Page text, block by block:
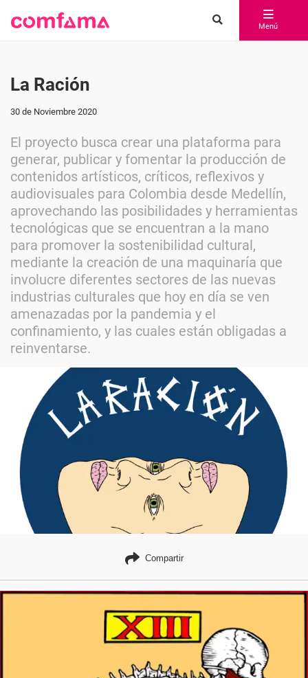
Menú
La Ración
30 de Noviembre 2020
El proyecto busca crear una plataforma para
generar, publicar y fomentar la producción de
contenidos artísticos, críticos, reflexivos y
audiovisuales para Colombia desde Medellín,
aprovechando las posibilidades y herramientas
tecnológicas que se encuentran a la mano
para promover la sostenibilidad cultural,
mediante la creación de una maquinaría que
involucre diferentes sectores de las nuevas
industrias culturales que hoy en día se ven
amenazadas por la pandemia y el
confinamiento, y las cuales están obligadas a
reinventarse.
Compartir